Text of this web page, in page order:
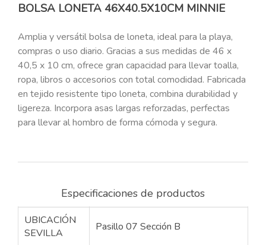
BOLSA LONETA 46X40.5X10CM MINNIE
Amplia y versátil bolsa de loneta, ideal para la playa,
compras o uso diario. Gracias a sus medidas de 46 x
40,5 x 10 cm, ofrece gran capacidad para llevar toalla,
ropa, libros o accesorios con total comodidad. Fabricada
en tejido resistente tipo loneta, combina durabilidad y
ligereza. Incorpora asas largas reforzadas, perfectas
para llevar al hombro de forma cómoda y segura.
Especificaciones de productos
UBICACIÓN
SEVILLA
Pasillo 07 Sección B